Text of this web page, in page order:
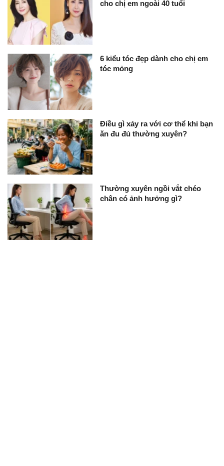
cho chị em ngoài 40 tuổi
6 kiểu tóc đẹp dành cho chị em
tóc mỏng
Điều gì xảy ra với cơ thể khi bạn
ăn đu đủ thường xuyên?
Thường xuyên ngồi vắt chéo
chân có ảnh hưởng gì?